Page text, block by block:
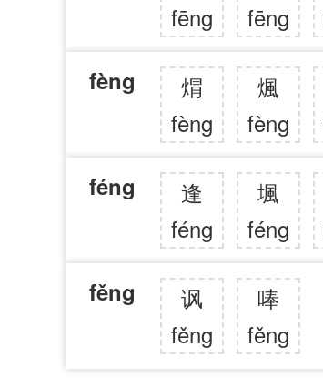
fēng
fēng
fèng
焨
fèng
煈
fèng
féng
逢
féng
堸
féng
fěng
讽
fěng
唪
fěng